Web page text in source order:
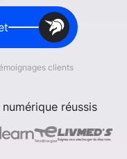
clients
réussis